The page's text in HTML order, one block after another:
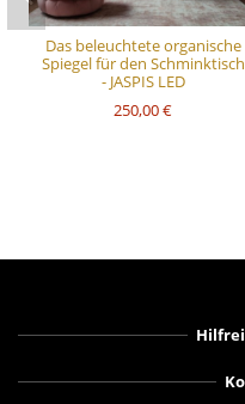
Das beleuchtete organische
Spiegel für den Schminktisch
- JASPIS LED
250,00 €